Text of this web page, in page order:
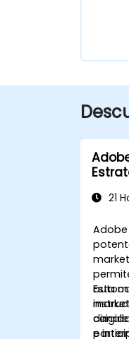
21
Esta
e